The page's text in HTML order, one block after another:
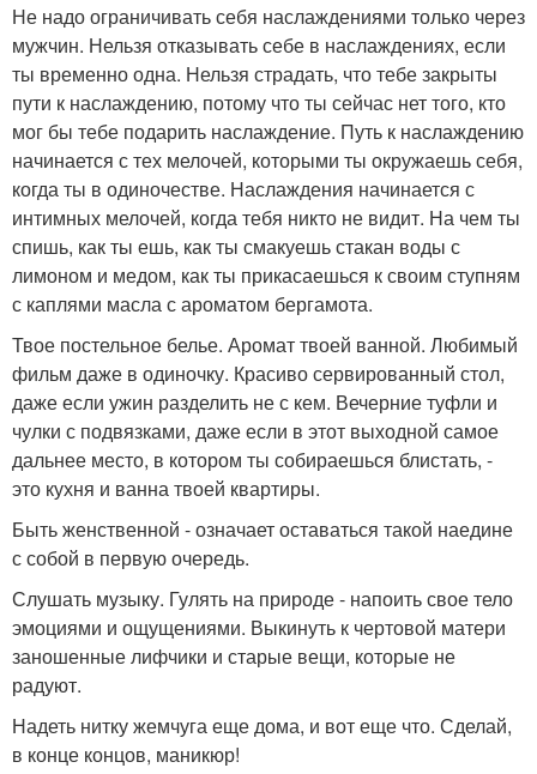
Не надо ограничивать себя наслаждениями только через
мужчин. Нельзя отказывать себе в наслаждениях, если
ты временно одна. Нельзя страдать, что тебе закрыты
пути к наслаждению, потому что ты сейчас нет того, кто
мог бы тебе подарить наслаждение. Путь к наслаждению
начинается с тех мелочей, которыми ты окружаешь себя,
когда ты в одиночестве. Наслаждения начинается с
интимных мелочей, когда тебя никто не видит. На чем ты
спишь, как ты ешь, как ты смакуешь стакан воды с
лимоном и медом, как ты прикасаешься к своим ступням
с каплями масла с ароматом бергамота.
Твое постельное белье. Аромат твоей ванной. Любимый
фильм даже в одиночку. Красиво сервированный стол,
даже если ужин разделить не с кем. Вечерние туфли и
чулки с подвязками, даже если в этот выходной самое
дальнее место, в котором ты собираешься блистать, -
это кухня и ванна твоей квартиры.
Быть женственной - означает оставаться такой наедине
с собой в первую очередь.
Слушать музыку. Гулять на природе - напоить свое тело
эмоциями и ощущениями. Выкинуть к чертовой матери
заношенные лифчики и старые вещи, которые не
радуют.
Надеть нитку жемчуга еще дома, и вот еще что. Сделай,
в конце концов, маникюр!